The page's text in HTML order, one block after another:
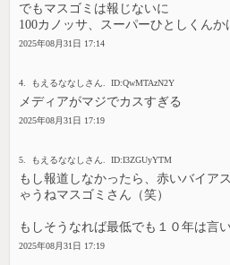
でもマスゴミは報じないに
100カノッサ、スーパーひとしくんか
2025年08月31日 17:14
4. もえるななしさん. ID:QwMTAzN2Y
メディアがマジでカスすぎる
2025年08月31日 17:19
5. もえるななしさん. ID:I3ZGUyYTM
もし報道しなかったら、赤いバイア
ゃうねマスゴミさん（笑）
もしそうなれば最低でも１０年は言
2025年08月31日 17:19